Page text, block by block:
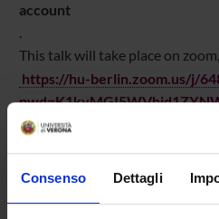
Consenso Dettagli
account
.
This talk will take place on
https://hu-berlin.zoom.us/j/